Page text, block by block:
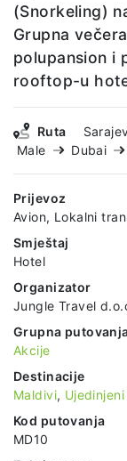
(Snorkeling)
Grupna
polupansion i
rooftop-u
Ruta
Male
Dubai
Prijevoz
Avion, Lokalni
Smještaj
Hotel
Organizator
Jungle Travel
Grupna
Akcije
Destinacije
Maldivi,
Kod putovanja
MD10